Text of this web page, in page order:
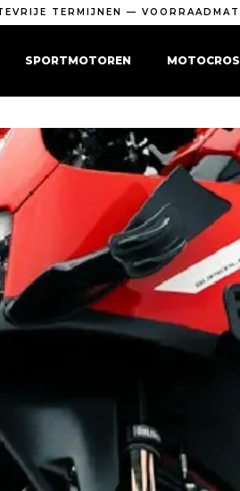
TERMIJNEN —
SPORTMOTOREN